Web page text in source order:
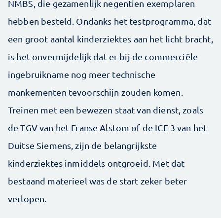
NMBS, die gezamenlijk negentien exemplaren
hebben besteld. Ondanks het testprogramma, dat
een groot aantal kinderziektes aan het licht bracht,
is het onvermijdelijk dat er bij de commerciële
ingebruikname nog meer technische
mankementen tevoorschijn zouden komen.
Treinen met een bewezen staat van dienst, zoals
de TGV van het Franse Alstom of de ICE 3 van het
Duitse Siemens, zijn de belangrijkste
kinderziektes inmiddels ontgroeid. Met dat
bestaand materieel was de start zeker beter
verlopen.